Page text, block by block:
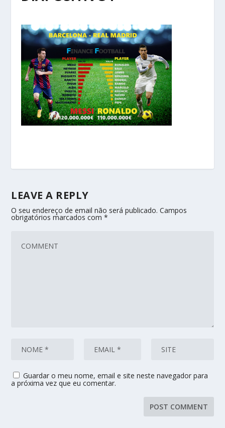
LEAVE A REPLY
O seu endereço de email não será publicado. Campos
obrigatórios marcados com*
Guardar o meu nome, email e site neste navegador para
a próxima vez que eu comentar.